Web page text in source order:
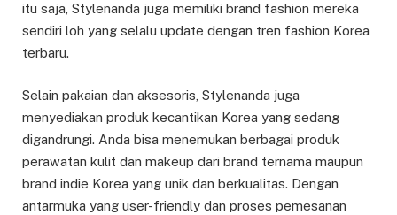
itu saja, Stylenanda juga memiliki brand fashion mereka
sendiri loh yang selalu update dengan tren fashion Korea
terbaru.
Selain pakaian dan aksesoris, Stylenanda juga
menyediakan produk kecantikan Korea yang sedang
digandrungi. Anda bisa menemukan berbagai produk
perawatan kulit dan makeup dari brand ternama maupun
brand indie Korea yang unik dan berkualitas. Dengan
antarmuka yang user-friendly dan proses pemesanan